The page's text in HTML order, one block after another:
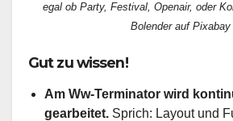
egal ob Party, Festival, Openair, oder
Bolender auf Pixabay
Gut zu wissen!
Am Ww-Terminator wird
gearbeitet. Sprich: Layout und